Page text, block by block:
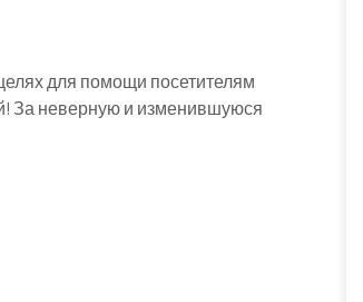
для помощи посетителям
За неверную и изменившуюся